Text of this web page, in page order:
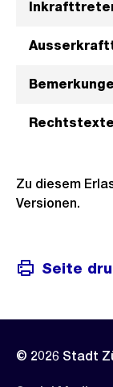
Zu diesem
Versionen.
Seite
© 2026 Stadt